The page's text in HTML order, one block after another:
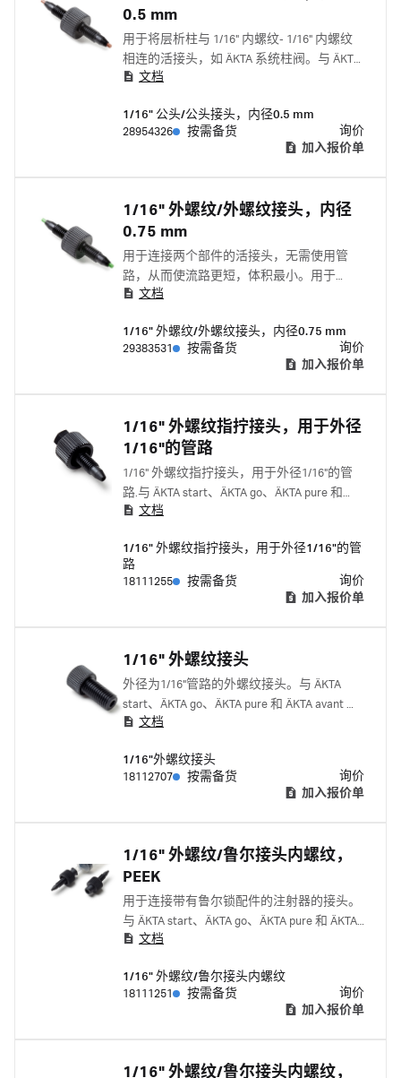
0.5 mm
用于将层析柱与 1/16" 内螺纹- 1/16" 内螺纹
相连的活接头，如 ÄKTA 系统柱阀。与 ÄKTA
start、ÄKTA go、ÄKTA pure 和 ÄKTA avant 配
文档
1/16" 公头/公头接头，内径0.5 mm
28954326
按需备货
询价
加入报价单
1/16" 外螺纹/外螺纹接头，内径
0.75 mm
用于连接两个部件的活接头，无需使用管
路，从而使流路更短，体积最小。用于
ÄKTA 蛋白质纯化系统配套。
文档
1/16" 外螺纹/外螺纹接头，内径0.75 mm
29383531
按需备货
询价
加入报价单
1/16" 外螺纹指拧接头，用于外径
1/16"的管路
1/16" 外螺纹指拧接头，用于外径1/16"的管
路.与 ÄKTA start、ÄKTA go、ÄKTA pure 和
ÄKTA avant 配套使用。 与下列产品一起使用
18112706
文档
1/16" 外螺纹指拧接头，用于外径1/16"的管
路
18111255
按需备货
询价
加入报价单
1/16" 外螺纹接头
外径为1/16"管路的外螺纹接头。与 ÄKTA
start、ÄKTA go、ÄKTA pure 和 ÄKTA avant 配
套使用。
文档
1/16"外螺纹接头
18112707
按需备货
询价
加入报价单
1/16" 外螺纹/鲁尔接头内螺纹，
PEEK
用于连接带有鲁尔锁配件的注射器的接头。
与 ÄKTA start、ÄKTA go、ÄKTA pure 和 ÄKTA
avant 配套使用。
文档
1/16" 外螺纹/鲁尔接头内螺纹
18111251
按需备货
询价
加入报价单
1/16" 外螺纹/鲁尔接头内螺纹，